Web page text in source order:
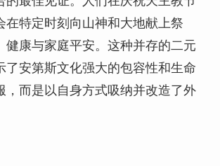
在特定时刻向山神和大地献上祭
健康与家庭平安。这种并存的二元
了安第斯文化强大的包容性和生命
，而是以自身方式吸纳并改造了外